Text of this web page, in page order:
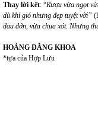
Thay lời kết: “Rượu vừa ngọt
dù khỉ gió nhưng đẹp tuyệt vời”
đau đớn, vừa chua xót. Nhưng
HOÀNG ĐĂNG KHOA
*tựa của Hợp Lưu